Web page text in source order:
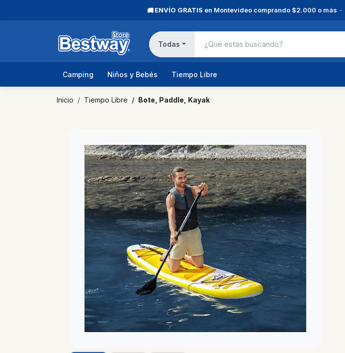
🚚 ENVÍO GRATIS en Montevideo comprando $2.000 o más ·
Todas
Camping Niños y Bebés Tiempo Libre
Inicio Tiempo Libre Bote, Paddle, Kayak